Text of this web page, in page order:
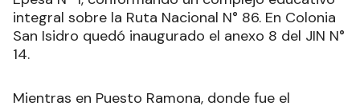
integral sobre la Ruta Nacional N° 86. En Colonia
San Isidro quedó inaugurado el anexo 8 del JIN N°
14.
Mientras en Puesto Ramona, donde fue el